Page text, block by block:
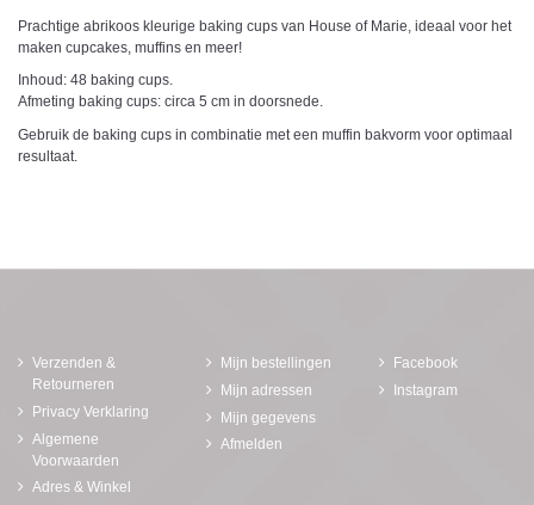
Prachtige abrikoos kleurige baking cups van House of Marie, ideaal voor het
maken cupcakes, muffins en meer!
Inhoud: 48 baking cups.
Afmeting baking cups: circa 5 cm in doorsnede.
Gebruik de baking cups in combinatie met een muffin bakvorm voor optimaal
resultaat.
Verzenden &
Retourneren
Privacy Verklaring
Algemene
Voorwaarden
Adres & Winkel
Mijn bestellingen
Mijn adressen
Mijn gegevens
Afmelden
Facebook
Instagram